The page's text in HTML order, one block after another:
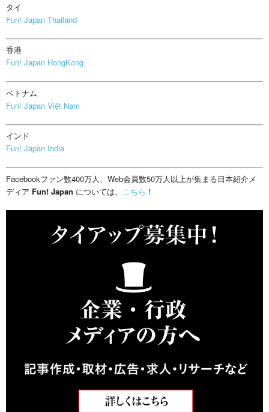
タイ
Fun! Japan Thailand
香港
Fun! Japan HongKong
ベトナム
Fun! Japan Việt Nam
インド
Fun! Japan India
Facebookファン数400万人、Web会員数50万人以上が集まる日本紹介メ
ディア Fun! Japan については、 こちら ！